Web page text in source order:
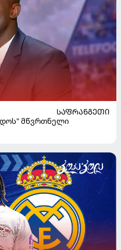
ᲡᲐᲤᲠᲐᲜᲒᲔᲗᲘ
მწვრთნელი